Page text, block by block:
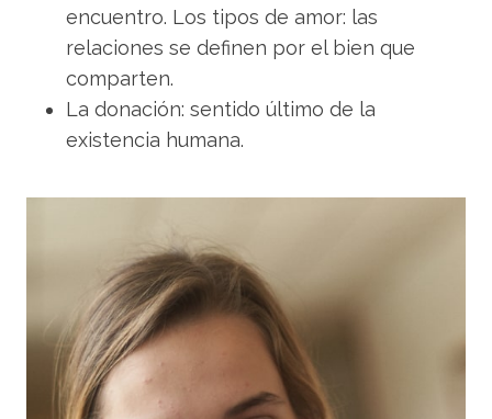
encuentro. Los tipos de amor: las
relaciones se definen por el bien que
comparten.
La donación: sentido último de la
existencia humana.